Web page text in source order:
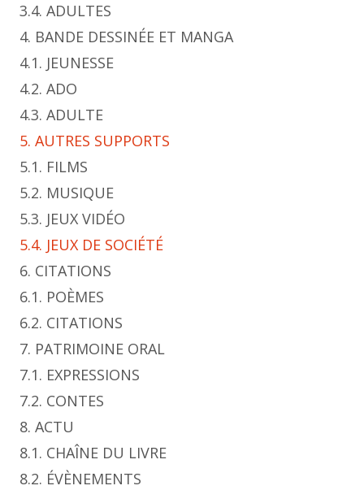
3.4. ADULTES
4. BANDE DESSINÉE ET MANGA
4.1. JEUNESSE
4.2. ADO
4.3. ADULTE
5. AUTRES SUPPORTS
5.1. FILMS
5.2. MUSIQUE
5.3. JEUX VIDÉO
5.4. JEUX DE SOCIÉTÉ
6. CITATIONS
6.1. POÈMES
6.2. CITATIONS
7. PATRIMOINE ORAL
7.1. EXPRESSIONS
7.2. CONTES
8. ACTU
8.1. CHAÎNE DU LIVRE
8.2. ÉVÈNEMENTS